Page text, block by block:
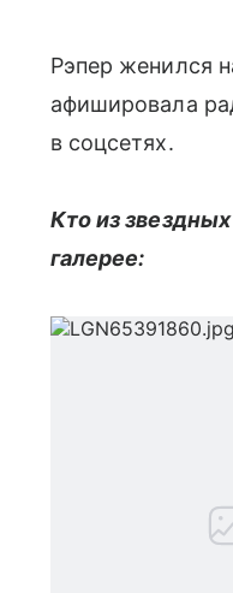
Рэпер женился
афишировала
в соцсетях.
Кто из
галерее: